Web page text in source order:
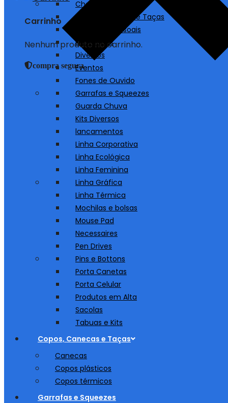
Carrinho
Nenhum produto no carrinho.
compra segura
Chaveiros
Copos, Canecas e Taças
Cuidados Pessoais
Destaques
Diversos
Eventos
Fones de Ouvido
Garrafas e Squeezes
Guarda Chuva
Kits Diversos
lancamentos
Linha Corporativa
Linha Ecológica
Linha Feminina
Linha Gráfica
Linha Térmica
Mochilas e bolsas
Mouse Pad
Necessaires
Pen Drives
Pins e Bottons
Porta Canetas
Porta Celular
Produtos em Alta
Sacolas
Tabuas e Kits
Copos, Canecas e Taças
Canecas
Copos plásticos
Copos térmicos
Garrafas e Squeezes